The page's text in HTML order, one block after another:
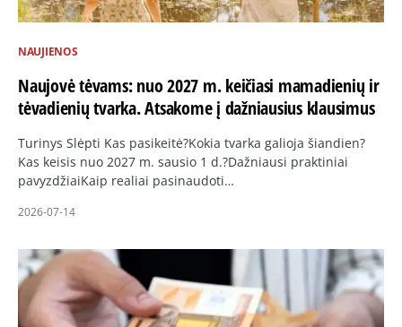
NAUJIENOS
Naujovė tėvams: nuo 2027 m. keičiasi mamadienių ir
tėvadienių tvarka. Atsakome į dažniausius klausimus
Turinys Slėpti Kas pasikeitė?Kokia tvarka galioja šiandien?
Kas keisis nuo 2027 m. sausio 1 d.?Dažniausi praktiniai
pavyzdžiaiKaip realiai pasinaudoti…
2026-07-14